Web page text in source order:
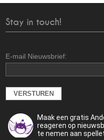
Stay in touch!
E-mail Nieuwsbrief:
Maak een gratis
reageren op
te nemen aan